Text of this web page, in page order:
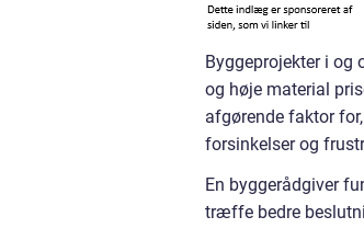
Byggeprojekter i og
og høje material
afgørende faktor
forsinkelser og
En byggerådgiver
træffe bedre